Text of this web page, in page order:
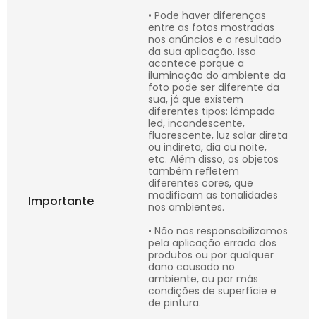
Importante
• Pode haver diferenças
entre as fotos mostradas
nos anúncios e o resultado
da sua aplicação. Isso
acontece porque a
iluminação do ambiente da
foto pode ser diferente da
sua, já que existem
diferentes tipos: lâmpada
led, incandescente,
fluorescente, luz solar direta
ou indireta, dia ou noite,
etc. Além disso, os objetos
também refletem
diferentes cores, que
modificam as tonalidades
nos ambientes.
• Não nos responsabilizamos
pela aplicação errada dos
produtos ou por qualquer
dano causado no
ambiente, ou por más
condições de superfície e
de pintura.